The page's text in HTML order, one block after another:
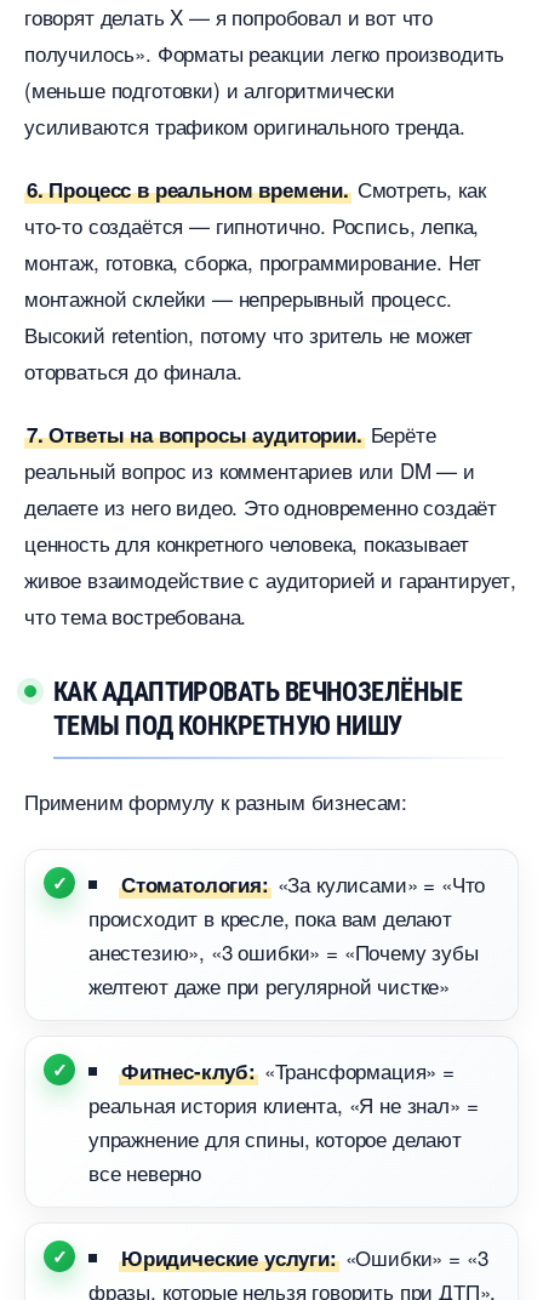
оворят делать X — я попробовал и вот что
получилось». Форматы реакции легко производить
(меньше подготовки) и алгоритмически
усиливаются трафиком оригинального тренда.
6. Процесс в реальном времени.Смотреть, как
что-то создаётся — гипнотично. Роспись, лепка,
монтаж, готовка, сборка, программирование. Нет
монтажной склейки — непрерывный процесс.
ысокий retention, потому что зритель не может
оторваться до финала.
7. Ответы на вопросы аудитории.Берёте
реальный вопрос из комментариев или DM — и
делаете из него видео. Это одновременно создаёт
ценность для конкретного человека, показывает
живое взаимодействие с аудиторией и гарантирует,
что тема востребована.
КАК АДАПТИРОВАТЬ ВЕЧНОЗЕЛЁНЫЕ
ТЕМЫ ПОД КОНКРЕТНУЮ НИШУ
Применим формулу к разным бизнесам:
Стоматология:«За кулисами» = «Что
происходит в кресле, пока вам делают
анестезию», «3 ошибки» = «Почему зубы
желтеют даже при регулярной чистке»
Фитнес-клуб:«Трансформация» =
реальная история клиента, «Я не знал» =
упражнение для спины, которое делают
се неверно
Юридические услуги:«Ошибки» = «3
фразы, которые нельзя говорить при ДТП»,